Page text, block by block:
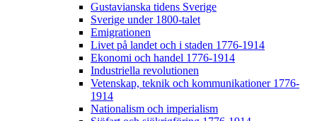
Gustavianska tidens Sverige
Sverige under 1800-talet
Emigrationen
Livet på landet och i staden 1776-1914
Ekonomi och handel 1776-1914
Industriella revolutionen
Vetenskap, teknik och kommunikationer 1776-
1914
Nationalism och imperialism